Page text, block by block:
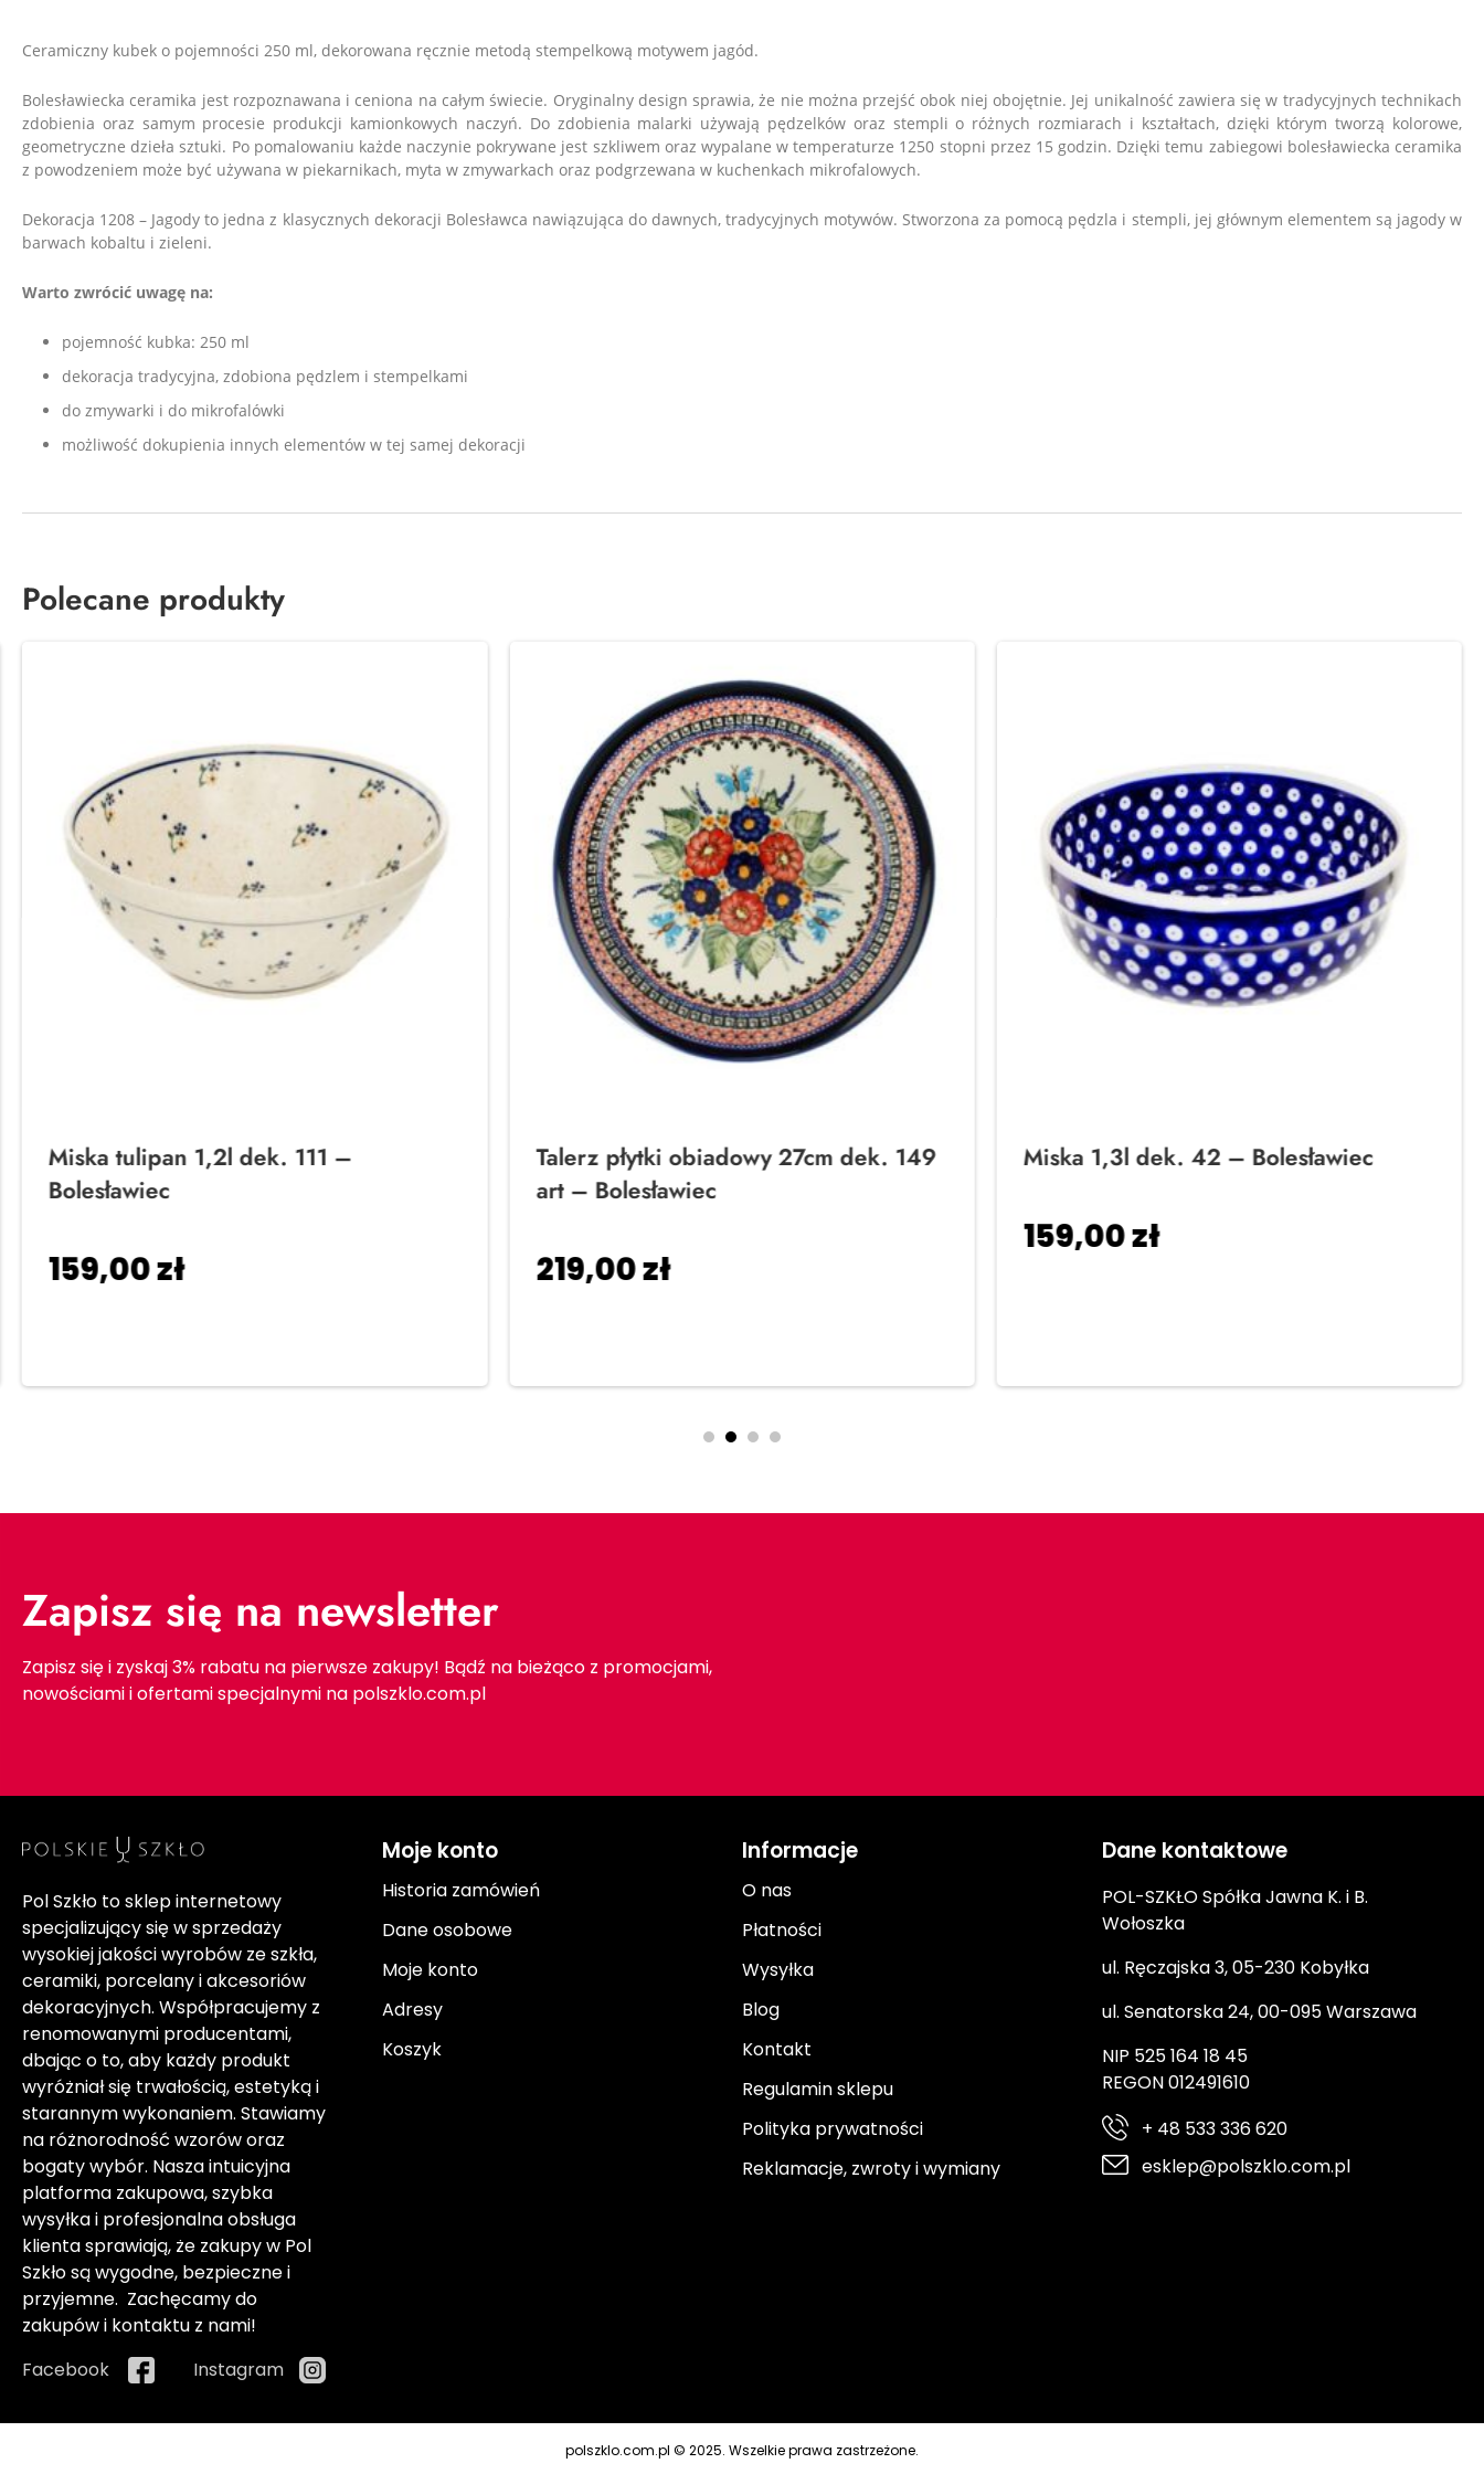
Ceramiczny kubek o pojemności 250 ml, dekorowana ręcznie metodą stempelkową motywem jagód.
Bolesławiecka ceramika jest rozpoznawana i ceniona na całym świecie. Oryginalny design sprawia, że nie można przejść obok niej obojętnie. Jej unikalność zawiera się w tradycyjnych technikach
zdobienia oraz samym procesie produkcji kamionkowych naczyń. Do zdobienia malarki używają pędzelków oraz stempli o różnych rozmiarach i kształtach, dzięki którym tworzą kolorowe,
geometryczne dzieła sztuki. Po pomalowaniu każde naczynie pokrywane jest szkliwem oraz wypalane w temperaturze 1250 stopni przez 15 godzin. Dzięki temu zabiegowi bolesławiecka ceramika
z powodzeniem może być używana w piekarnikach, myta w zmywarkach oraz podgrzewana w kuchenkach mikrofalowych.
Dekoracja 1208 – Jagody to jedna z klasycznych dekoracji Bolesławca nawiązująca do dawnych, tradycyjnych motywów. Stworzona za pomocą pędzla i stempli, jej głównym elementem są jagody w
barwach kobaltu i zieleni.
Warto zwrócić uwagę na:
pojemność kubka: 250 ml
dekoracja tradycyjna, zdobiona pędzlem i stempelkami
do zmywarki i do mikrofalówki
możliwość dokupienia innych elementów w tej samej dekoracji
Polecane produkty
Miska tulipan 1,2l dek. 111 –
Bolesławiec
159,00zł
Talerz płytki obiadowy 27cm dek. 149
art – Bolesławiec
219,00zł
Miska 1,3l dek. 42 – Bolesławiec
159,00zł
Zapisz się na newsletter
Zapisz się i zyskaj 3% rabatu na pierwsze zakupy! Bądź na bieżąco z promocjami,
nowościami i ofertami specjalnymi na polszklo.com.pl
Pol Szkło to sklep internetowy
specjalizujący się w sprzedaży
wysokiej jakości wyrobów ze szkła,
ceramiki, porcelany i akcesoriów
dekoracyjnych. Współpracujemy z
renomowanymi producentami,
dbając o to, aby każdy produkt
wyróżniał się trwałością, estetyką i
starannym wykonaniem. Stawiamy
na różnorodność wzorów oraz
bogaty wybór. Nasza intuicyjna
platforma zakupowa, szybka
wysyłka i profesjonalna obsługa
klienta sprawiają, że zakupy w Pol
Szkło są wygodne, bezpieczne i
przyjemne. Zachęcamy do
zakupów i kontaktu z nami!
Facebook
Instagram
Moje konto
Historia zamówień
Dane osobowe
Moje konto
Adresy
Koszyk
Informacje
O nas
Płatności
Wysyłka
Blog
Kontakt
Regulamin sklepu
Polityka prywatności
Reklamacje, zwroty i wymiany
Dane kontaktowe
POL-SZKŁO Spółka Jawna K. i B.
Wołoszka
ul. Ręczajska 3, 05-230 Kobyłka
ul. Senatorska 24, 00-095 Warszawa
NIP 525 164 18 45
REGON 012491610
+ 48 533 336 620
esklep@polszklo.com.pl
polszklo.com.pl © 2025. Wszelkie prawa zastrzeżone.